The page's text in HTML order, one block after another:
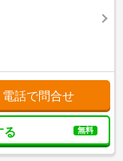
電話で問合せ
る 無料